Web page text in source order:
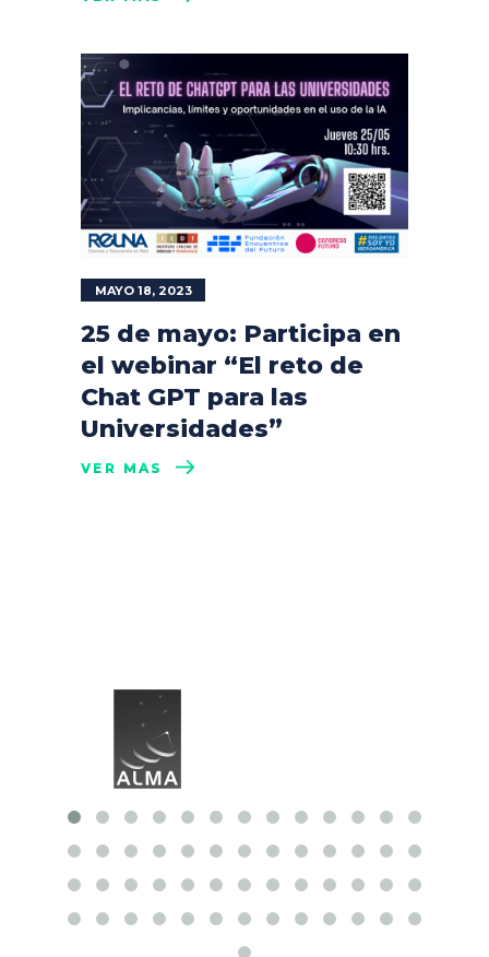
MAYO 18, 2023
25 de mayo: Participa en
el webinar “El reto de
Chat GPT para las
Universidades”
VER MÁS